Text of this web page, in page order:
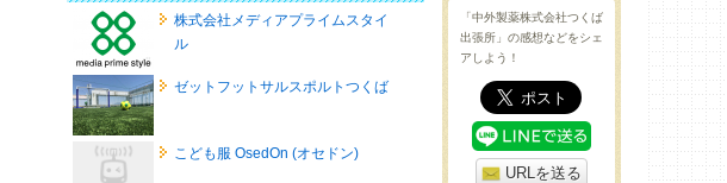
株式会社メディアプライムスタイ
ル
ゼットフットサルスポルトつくば
こども服 OsedOn (オセドン)
「中外製薬株式会社つくば
出張所」の感想などをシェ
アしよう！
URLを送る